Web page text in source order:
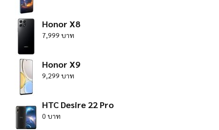
Honor X8
7,999 บาท
Honor X9
9,299 บาท
HTC Desire 22 Pro
0 บาท